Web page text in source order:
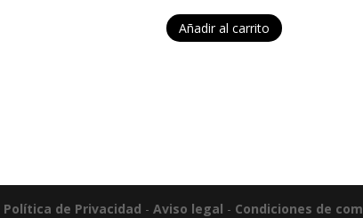
Añadir al carrito
Política de Privacidad -Aviso legal - Condiciones de